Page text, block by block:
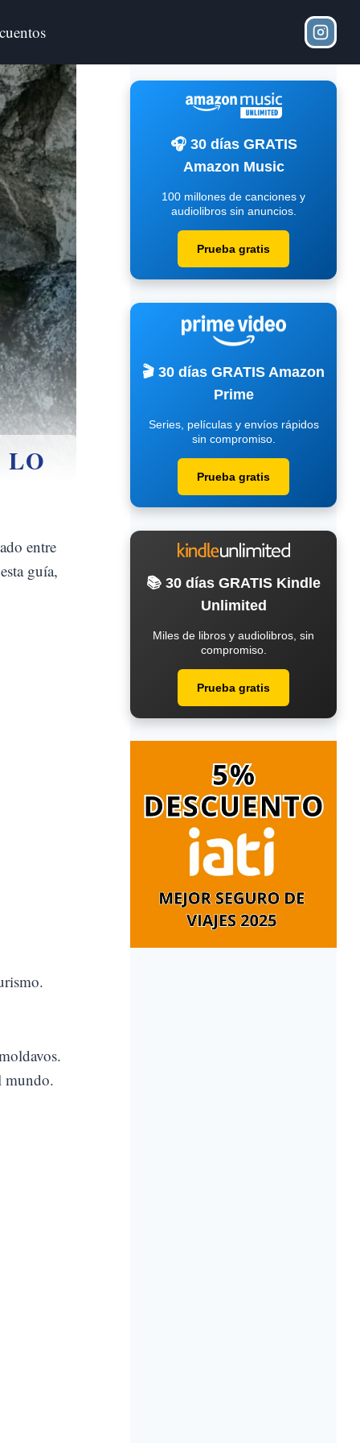
LO
entre
guía,
mundo.
🎧 30 días GRATIS
Amazon Music
100 millones de canciones y
audiolibros sin anuncios.
Prueba gratis
🎬 30 días GRATIS Amazon
Prime
Series, películas y envíos rápidos
sin compromiso.
Prueba gratis
📚 30 días GRATIS Kindle
Unlimited
Miles de libros y audiolibros, sin
compromiso.
Prueba gratis